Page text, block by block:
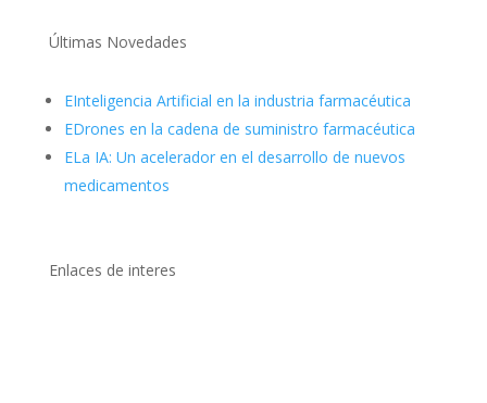
Últimas Novedades
EInteligencia Artificial en la industria farmacéutica
EDrones en la cadena de suministro farmacéutica
ELa IA: Un acelerador en el desarrollo de nuevos
medicamentos
Enlaces de interes